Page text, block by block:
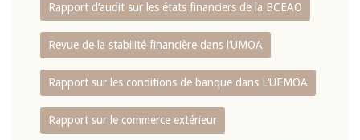
Rapport d‘audit sur les états financiers de la BCEAO
Revue de la stabilité financière dans l‘UMOA
Rapport sur les conditions de banque dans L‘UEMOA
Rapport sur le commerce extérieur